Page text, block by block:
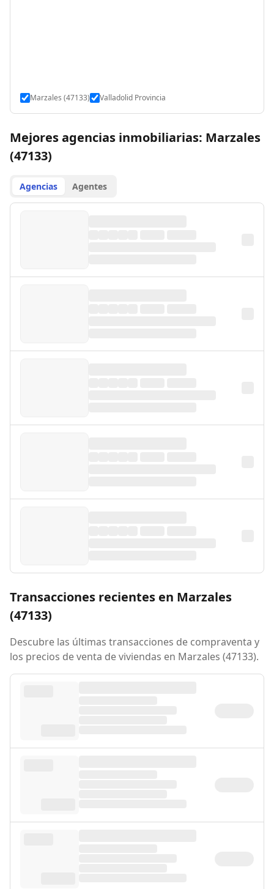
Marzales (47133) Valladolid Provincia
Mejores agencias inmobiliarias: Marzales
(47133)
Agencias Agentes
Transacciones recientes en Marzales
(47133)
Descubre las últimas transacciones de compraventa y
los precios de venta de viviendas en Marzales (47133).